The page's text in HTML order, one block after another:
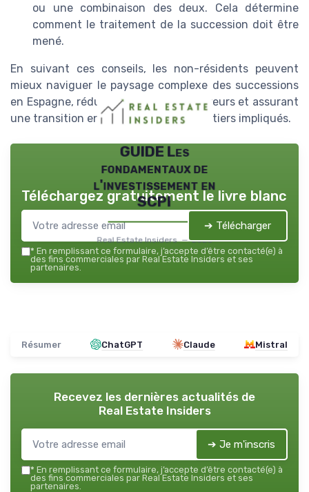
ou une combinaison des deux. Cela détermine
comment le traitement de la succession doit être
mené.
En suivant ces conseils, les non-résidents peuvent
mieux naviguer le paysage complexe des successions
en Espagne, réduisant les risques d'erreurs et assurant
une transition en douceur pour les héritiers impliqués.
GUIDE Les
fondamentaux de
l'investissement en
SCPI
Real Estate Insiders — 2026
Téléchargez gratuitement le livre blanc
➔ Télécharger
* En remplissant ce formulaire, j’accepte d’être contacté(e) à
des fins commerciales par Real Estate Insiders et ses
partenaires.
Résumer ChatGPT Claude Mistral
Recevez les dernières actualités de
Real Estate Insiders
➔ Je m'inscris
* En remplissant ce formulaire, j’accepte d’être contacté(e) à
des fins commerciales par Real Estate Insiders et ses
partenaires.